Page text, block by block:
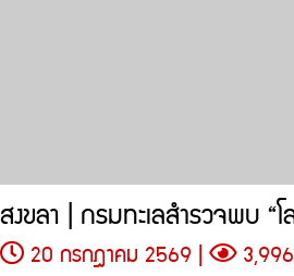
20 กรกฎาคม 2569 | 3,996